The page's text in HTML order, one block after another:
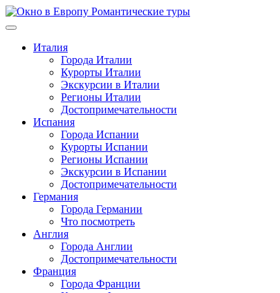
Перейти
к
Италия
Города Италии
Курорты Италии
Экскурсии в Италии
Регионы Италии
Достопримечательности
Испания
Города Испании
Курорты Испании
Регионы Испании
Экскурсии в Испании
Достопримечательности
Германия
Города Германии
Что посмотреть
Англия
Города Англии
Достопримечательности
Франция
Города Франции